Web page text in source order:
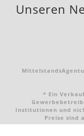
Unseren
* Ein
Institutionen und
Preise sind